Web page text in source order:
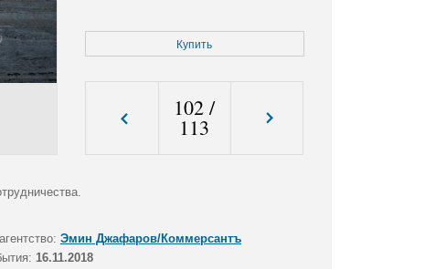
Купить
102 /
113
Эмин Джафаров/Коммерсантъ
16.11.2018